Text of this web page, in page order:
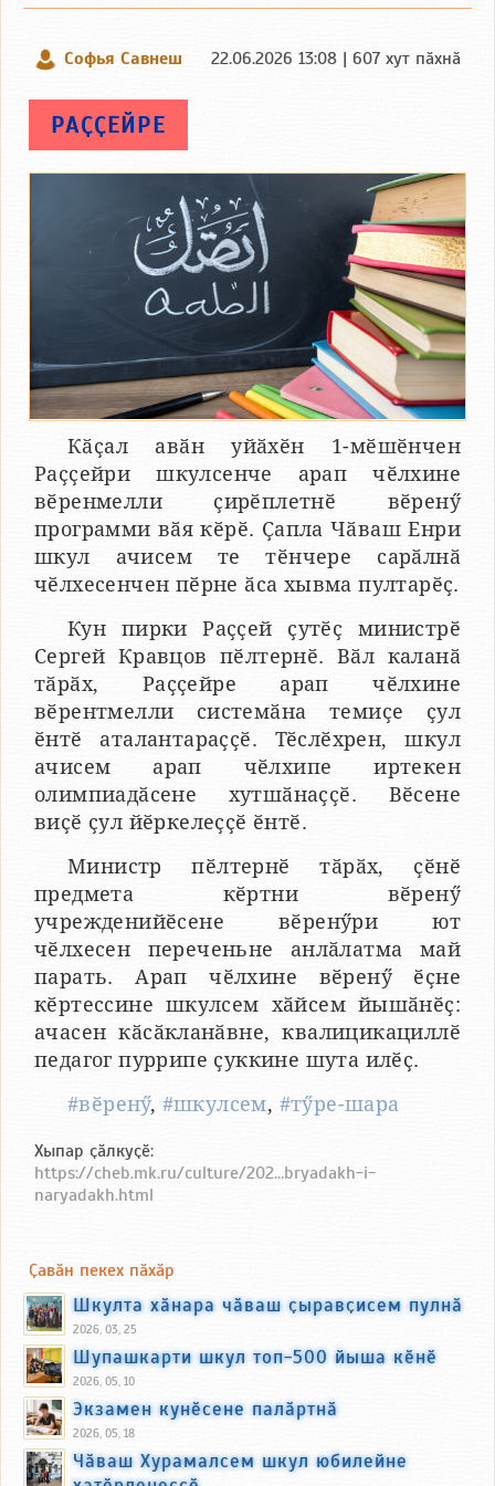
Софья Савнеш 22.06.2026 13:08 | 607 хут пӑхнӑ
РАҪҪЕЙРЕ
Кӑҫал авӑн уйӑхӗн 1-мӗшӗнчен
Раҫҫейри шкулсенче арап чӗлхине
вӗренмелли ҫирӗплетнӗ вӗренӳ
программи вӑя кӗрӗ. Ҫапла Чӑваш Енри
шкул ачисем те тӗнчере сарӑлнӑ
чӗлхесенчен пӗрне ӑса хывма пултарӗҫ.
Кун пирки Раҫҫей ҫутӗҫ министрӗ
Сергей Кравцов пӗлтернӗ. Вӑл каланӑ
тӑрӑх, Раҫҫейре арап чӗлхине
вӗрентмелли системӑна темиҫе ҫул
ӗнтӗ аталантараҫҫӗ. Тӗслӗхрен, шкул
ачисем арап чӗлхипе иртекен
олимпиадӑсене хутшӑнаҫҫӗ. Вӗсене
виҫӗ ҫул йӗркелеҫҫӗ ӗнтӗ.
Министр пӗлтернӗ тӑрӑх, ҫӗнӗ
предмета кӗртни вӗренӳ
учрежденийӗсене вӗренӳри ют
чӗлхесен переченьне анлӑлатма май
парать. Арап чӗлхине вӗренӳ ӗҫне
кӗртессине шкулсем хӑйсем йышӑнӗҫ:
ачасен кӑсӑкланӑвне, квалицикациллӗ
педагог пуррипе ҫуккине шута илӗҫ.
#вӗренӳ, #шкулсем, #тӳре-шара
Хыпар ҫӑлкуҫӗ:
https://cheb.mk.ru/culture/202...bryadakh-i-
naryadakh.html
Ҫавӑн пекех пӑхӑр
Шкулта хӑнара чӑваш ҫыравҫисем пулнӑ
2026, 03, 25
Шупашкарти шкул топ-500 йыша кӗнӗ
2026, 05, 10
Экзамен кунӗсене палӑртнӑ
2026, 05, 18
Чӑваш Хурамалсем шкул юбилейне